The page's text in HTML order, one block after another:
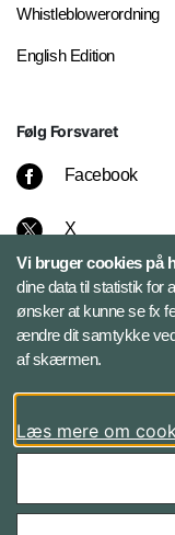
Whistleblowerordning
English Edition
Følg Forsvaret
Facebook
X
Instagram
Bluesky
LinkedIn
Vi bruger cookies på
dine data til statistik for
ønsker at kunne se fx
ændre dit samtykke
af skærmen.
Læs mere om